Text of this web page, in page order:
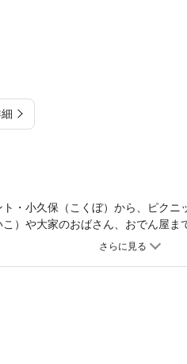
・小久保（こくぼ）から、ピク
）や大家のおばさん、おでん屋ま
であり、出戻たちは警察に捕まって